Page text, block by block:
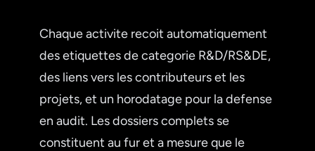
Chaque activite recoit automatiquement
des etiquettes de categorie R&D/RS&DE,
des liens vers les contributeurs et les
projets, et un horodatage pour la defense
en audit. Les dossiers complets se
constituent au fur et a mesure que le